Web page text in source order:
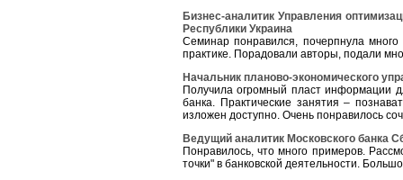
Бизнес-аналитик Управления
Республики Украина
Семинар понравился, почерпнула
практике. Порадовали авторы, подали
Начальник планово-экономического
Получила огромный пласт информации
банка. Практические занятия –
изложен доступно. Очень понравилось
Ведущий аналитик Московского банка
Понравилось, что много примеров.
точки" в банковской деятельности.